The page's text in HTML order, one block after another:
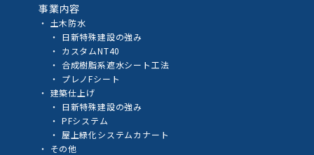
事業内容
土木防水
日新特殊建設の強み
カスタムNT40
合成樹脂系遮水シート工法
プレノFシート
建築仕上げ
日新特殊建設の強み
PFシステム
屋上緑化システムカナート
その他